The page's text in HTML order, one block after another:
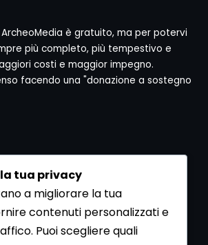
è gratuito, ma per potervi
più completo, più tempestivo e
costi e maggior impegno.
facendo una "donazione a sostegno
tua privacy
a migliorare la tua
contenuti personalizzati e
Puoi scegliere quali